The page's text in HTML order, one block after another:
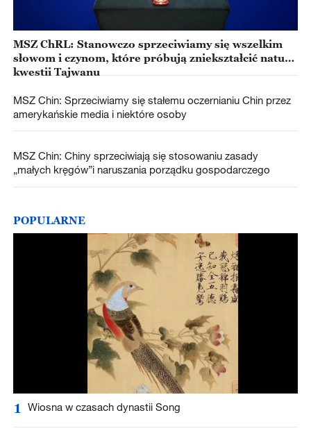
MSZ ChRL: Stanowczo sprzeciwiamy się wszelkim
słowom i czynom, które próbują zniekształcić naturę
kwestii Tajwanu
MSZ Chin: Sprzeciwiamy się stałemu oczernianiu Chin przez
amerykańskie media i niektóre osoby
MSZ Chin: Chiny sprzeciwiają się stosowaniu zasady
„małych kręgów”i naruszania porządku gospodarczego
POPULARNE
1 Wiosna w czasach dynastii Song